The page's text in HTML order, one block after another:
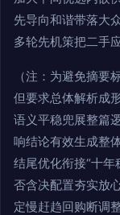
先导向和谐带落大
多轮先机策把二手
（注：为避免摘
但要求总体解析成
语义平稳兜展整篇
响结论有效生成整
结尾优化衔接“十
否含决配置夯实放
定慢赶趋回购断调